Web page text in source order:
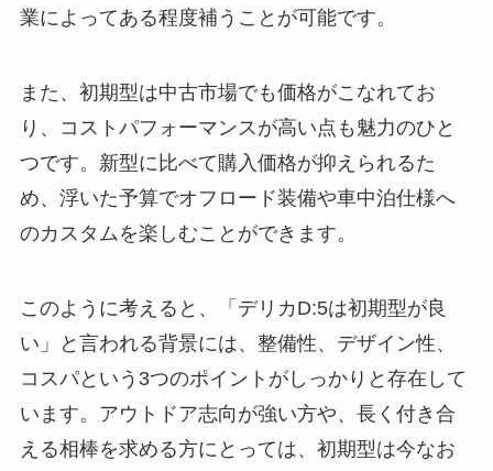
業によってある程度補うことが可能です。
また、初期型は中古市場でも価格がこなれてお
り、コストパフォーマンスが高い点も魅力のひと
つです。新型に比べて購入価格が抑えられるた
め、浮いた予算でオフロード装備や車中泊仕様へ
のカスタムを楽しむことができます。
このように考えると、「デリカD:5は初期型が良
い」と言われる背景には、整備性、デザイン性、
コスパという3つのポイントがしっかりと存在して
います。アウトドア志向が強い方や、長く付き合
える相棒を求める方にとっては、初期型は今なお